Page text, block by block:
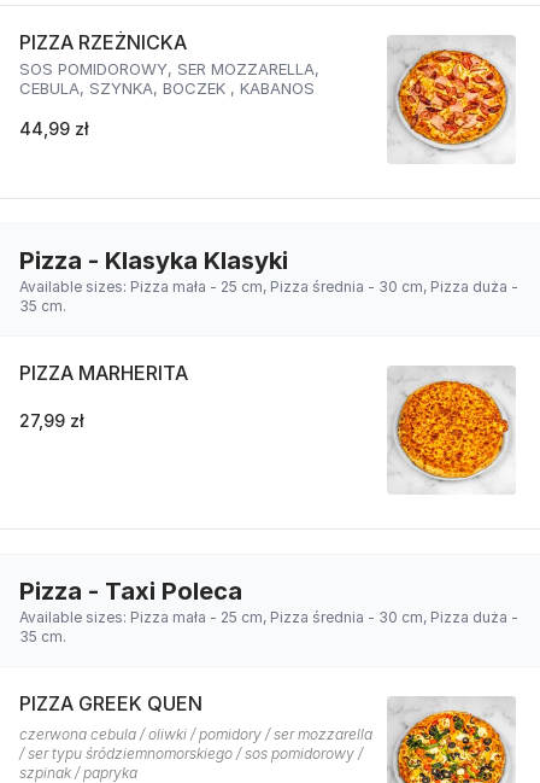
PIZZA RZEŻNICKA
SOS POMIDOROWY, SER MOZZARELLA,
CEBULA, SZYNKA, BOCZEK , KABANOS
44,99 zł
Pizza - Klasyka Klasyki
Available sizes: Pizza mała - 25 cm, Pizza średnia - 30 cm, Pizza duża -
35 cm.
PIZZA MARHERITA
27,99 zł
Pizza - Taxi Poleca
Available sizes: Pizza mała - 25 cm, Pizza średnia - 30 cm, Pizza duża -
35 cm.
PIZZA GREEK QUEN
czerwona cebula / oliwki / pomidory / ser mozzarella
/ ser typu śródziemnomorskiego / sos pomidorowy /
szpinak / papryka